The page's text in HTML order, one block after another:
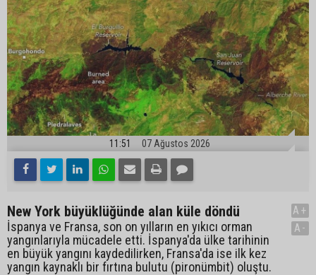
11:51 07 Ağustos 2026
New York büyüklüğünde alan küle döndü
İspanya ve Fransa, son on yılların en yıkıcı orman
yangınlarıyla mücadele etti. İspanya'da ülke tarihinin
en büyük yangını kaydedilirken, Fransa'da ise ilk kez
yangın kaynaklı bir fırtına bulutu (pironümbit) oluştu.
A+
A-